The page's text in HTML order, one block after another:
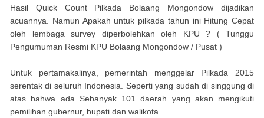
Hasil Quick Count Pilkada Bolaang Mongondow dijadikan
acuannya. Namun Apakah untuk pilkada tahun ini Hitung Cepat
oleh lembaga survey diperbolehkan oleh KPU ? ( Tunggu
Pengumuman Resmi KPU Bolaang Mongondow / Pusat )
Untuk pertamakalinya, pemerintah menggelar Pilkada 2015
serentak di seluruh Indonesia. Seperti yang sudah di singgung di
atas bahwa ada Sebanyak 101 daerah yang akan mengikuti
pemilihan gubernur, bupati dan walikota.